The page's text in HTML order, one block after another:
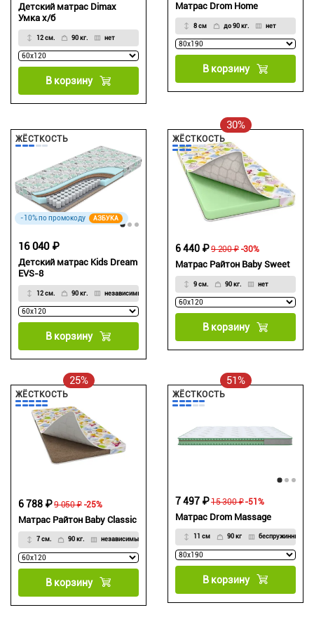
Детский матрас Dimax
Умка х/б
12 см. 90 кг. нет
В корзину
Матрас Drom Home
8 см до 90 кг. нет
В корзину
ЖЁСТКОСТЬ
-10% по промокоду АЗБУКА
Детский матрас Kids Dream
EVS-8
12 см. 90 кг. независимый
16 040 ₽
В корзину
30%
ЖЁСТКОСТЬ
Матрас Райтон Baby Sweet
9 см. 90 кг. нет
9 200 ₽
6 440 ₽ -30%
В корзину
25%
ЖЁСТКОСТЬ
Матрас Райтон Baby Classic
7 см. 90 кг. независимый
9 050 ₽
6 788 ₽ -25%
В корзину
51%
ЖЁСТКОСТЬ
Матрас Drom Massage
11 см 90 кг беспружинный
15 300 ₽
7 497 ₽ -51%
В корзину